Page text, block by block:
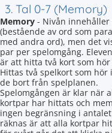
3. Tal 0-7 (Memory)
Memory - Nivån innehåller
(bestående av ord som
med andra ord), men det
par per spelomgång.
är att hitta två kort som
Hittas två spelkort som hör
de bort från spelplanen.
Spelomgången är klar när
kortpar har hittats och
ingen begränsning i
räknas är att alla kortpar